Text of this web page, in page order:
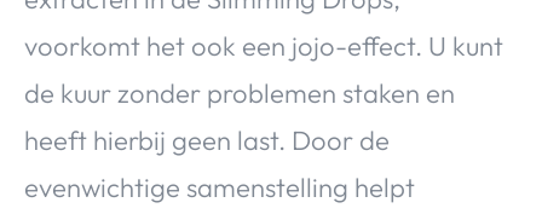
voorkomt het ook een jojo-effect. U kunt
de kuur zonder problemen staken en
heeft hierbij geen last. Door de
evenwichtige samenstelling helpt